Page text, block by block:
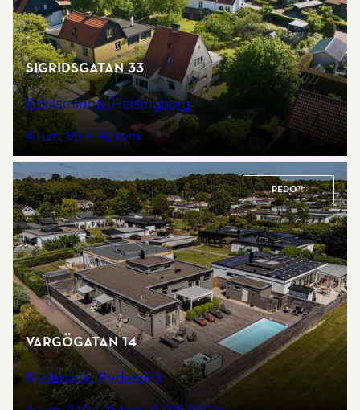
Sigridsgatan 33
Eskilsminne, Helsingborg
4 rum 90 + 90 kvm
REDO™
Vargögatan 14
Rydebäck, Rydebäck